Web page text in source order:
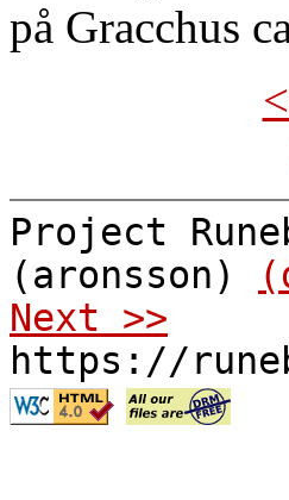
på Gracchus
Project
(aronsson)
Next >>
https://